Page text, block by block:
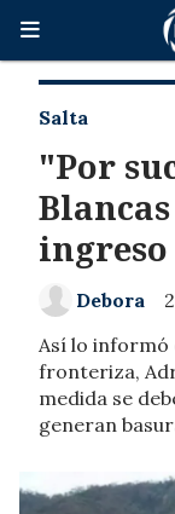
"Por
Así lo informó
fronteriza,
medida se
generan
Salta
Debora